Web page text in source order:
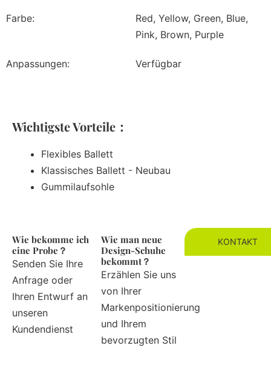
Farbe:
Red, Yellow, Green, Blue,
Pink, Brown, Purple
Anpassungen: Verfügbar
Wichtigste Vorteile：
Flexibles Ballett
Klassisches Ballett - Neubau
Gummilaufsohle
Wie bekomme ich
eine Probe？
Senden Sie Ihre
Anfrage oder
Ihren Entwurf an
unseren
Kundendienst
Wie man neue
Design-Schuhe
bekommt？
Erzählen Sie uns
von Ihrer
Markenpositionierung
und Ihrem
bevorzugten Stil
KONTAKT